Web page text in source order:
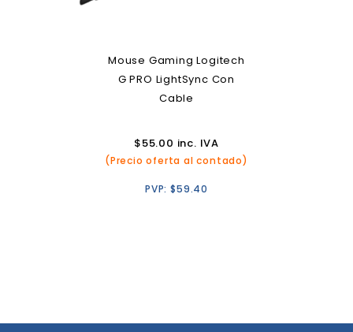
Mouse Gaming Logitech
G PRO LightSync Con
Cable
$55.00 inc. IVA
(Precio oferta al contado)
PVP:$59.40